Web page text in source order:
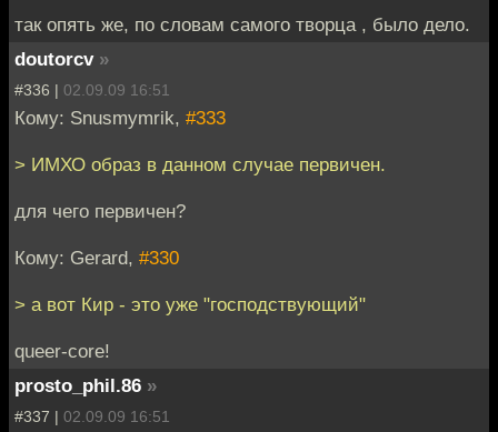
так опять же, по словам самого творца , было дело.
doutorcv »
#336 | 02.09.09 16:51
Кому: Snusmymrik, #333
> ИМХО образ в данном случае первичен.
для чего первичен?
Кому: Gerard, #330
> а вот Кир - это уже "господствующий"
queer-core!
prosto_phil.86 »
#337 | 02.09.09 16:51